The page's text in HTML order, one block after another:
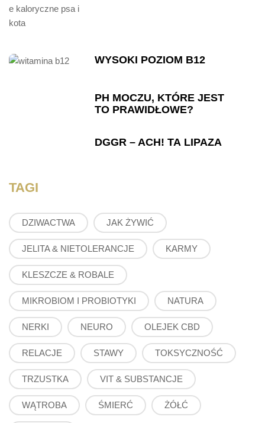
WYSOKI POZIOM B12
PH MOCZU, KTÓRE JEST
TO PRAWIDŁOWE?
DGGR – ACH! TA LIPAZA
TAGI
DZIWACTWA JAK ŻYWIĆ
JELITA & NIETOLERANCJE KARMY
KLESZCZE & ROBALE
MIKROBIOM I PROBIOTYKI NATURA
NERKI NEURO OLEJEK CBD
RELACJE STAWY TOKSYCZNOŚĆ
TRZUSTKA VIT & SUBSTANCJE
WĄTROBA ŚMIERĆ ŻÓŁĆ